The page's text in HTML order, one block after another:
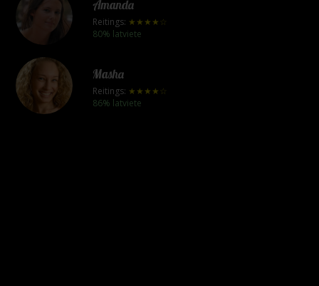
Amanda
Reitings: ★★★★☆
80% latviete
Masha
Reitings: ★★★★☆
86% latviete